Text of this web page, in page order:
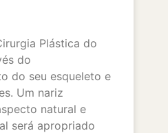
Plástica do
do
do seu esqueleto e
Um nariz
natural e
será apropriado